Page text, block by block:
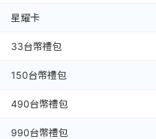
星耀卡
33台幣禮包
150台幣禮包
490台幣禮包
990台幣禮包